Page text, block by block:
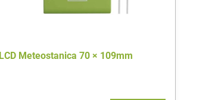
LCD Meteostanica 70 × 109mm